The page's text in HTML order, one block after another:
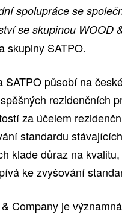
spolupráce se
se skupinou WOOD
skupiny SATPO.
SATPO působí na
rezidenčních
za účelem
standardu
klade důraz na
ke zvyšování
Company je